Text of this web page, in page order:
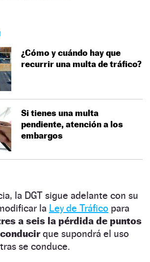
¿Cómo y cuándo hay que
recurrir una multa de tráfico?
Si tienes una multa
pendiente, atención a los
embargos
la DGT sigue adelante con su
la Ley de Tráfico para
a seis la pérdida de puntos
que supondrá el uso
se conduce.